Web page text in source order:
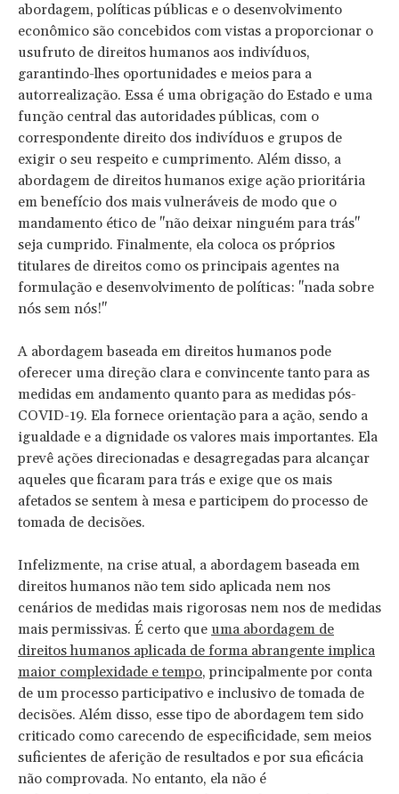
abordagem, políticas públicas e o desenvolvimento
econômico são concebidos com vistas a proporcionar o
usufruto de direitos humanos aos indivíduos,
garantindo-lhes oportunidades e meios para a
autorrealização. Essa é uma obrigação do Estado e uma
função central das autoridades públicas, com o
correspondente direito dos indivíduos e grupos de
exigir o seu respeito e cumprimento. Além disso, a
abordagem de direitos humanos exige ação prioritária
em benefício dos mais vulneráveis de modo que o
mandamento ético de "não deixar ninguém para trás"
seja cumprido. Finalmente, ela coloca os próprios
titulares de direitos como os principais agentes na
formulação e desenvolvimento de políticas: "nada sobre
nós sem nós!"
A abordagem baseada em direitos humanos pode
oferecer uma direção clara e convincente tanto para as
medidas em andamento quanto para as medidas pós-
COVID-19. Ela fornece orientação para a ação, sendo a
igualdade e a dignidade os valores mais importantes. Ela
prevê ações direcionadas e desagregadas para alcançar
aqueles que ficaram para trás e exige que os mais
afetados se sentem à mesa e participem do processo de
tomada de decisões.
Infelizmente, na crise atual, a abordagem baseada em
direitos humanos não tem sido aplicada nem nos
cenários de medidas mais rigorosas nem nos de medidas
mais permissivas. É certo que uma abordagem de
direitos humanos aplicada de forma abrangente implica
maior complexidade e tempo, principalmente por conta
de um processo participativo e inclusivo de tomada de
decisões. Além disso, esse tipo de abordagem tem sido
criticado como carecendo de especificidade, sem meios
suficientes de aferição de resultados e por sua eficácia
não comprovada. No entanto, ela não é